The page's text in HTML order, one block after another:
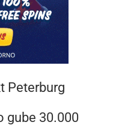
Peterburg
gube 30.000